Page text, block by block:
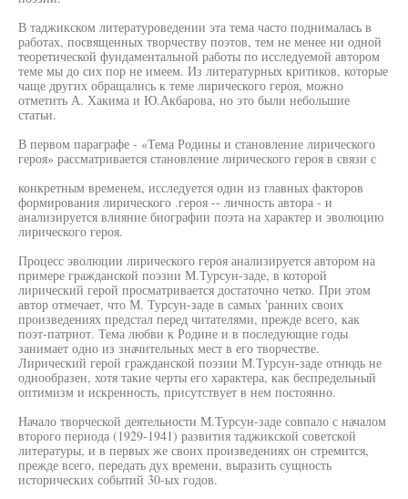
В таджикском литературоведении эта тема часто поднималась в
работах, посвященных творчеству поэтов, тем не менее ни одной
теоретической фундаментальной работы по исследуемой автором
теме мы до сих пор не имеем. Из литературных критиков, которые
чаще других обращались к теме лирического героя, можно
отметить А. Хакима и Ю.Акбарова, но это были небольшие
статьи.
В первом параграфе - «Тема Родины и становление лирического
героя» рассматривается становление лирического героя в связи с
конкретным временем, исследуется один из главных факторов
формирования лирического .героя -- личность автора - и
анализируется влияние биографии поэта на характер и эволюцию
лирического героя.
Процесс эволюции лирического героя анализируется автором на
примере гражданской поэзии М.Турсун-заде, в которой
лирический герой просматривается достаточно четко. При этом
автор отмечает, что М. Турсун-заде в самых 'ранних своих
произведениях предстал перед читателями, прежде всего, как
поэт-патриот. Тема любви к Родине и в последующие годы
занимает одно из значительных мест в его творчестве.
Лирический герой гражданской поэзии М.Турсун-заде отнюдь не
однообразен, хотя такие черты его характера, как беспредельный
оптимизм и искренность, присутствует в нем постоянно.
Начало творческой деятельности М.Турсун-заде совпало с началом
второго периода (1929-1941) развития таджикской советской
литературы, и в первых же своих произведениях он стремится,
прежде всего, передать дух времени, выразить сущность
исторических событий 30-ых годов.